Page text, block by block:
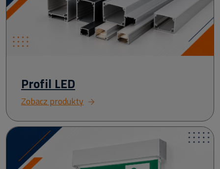
Profil LED
Zobacz produkty